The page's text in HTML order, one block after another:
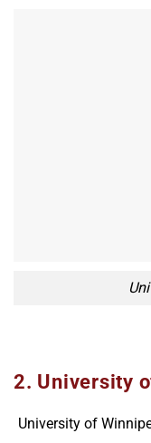
2. University
University of